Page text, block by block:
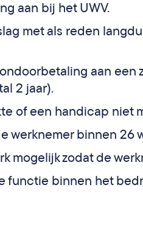
aan bij het UWV.
met als reden
aan een
2 jaar).
of een handicap niet
werknemer binnen 26
mogelijk zodat de
functie binnen het